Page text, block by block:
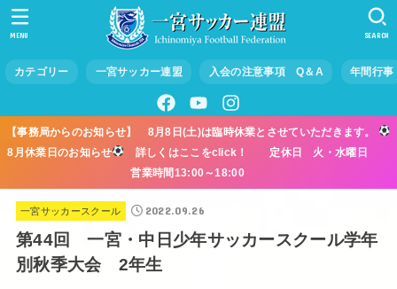
カテゴリー 一宮サッカー連盟 入会の注意事項 Q＆A 年間行事
SEARCH
MENU
【事務局からのお知らせ】 8月8日(土)は臨時休業とさせていただきます。
8月休業日のお知らせ
詳しくはここをclick！ 定休日 火・水曜日
営業時間13:00～18:00
一宮サッカースクール 2022.09.26
第44回 一宮・中日少年サッカースクール学年
別秋季大会 2年生